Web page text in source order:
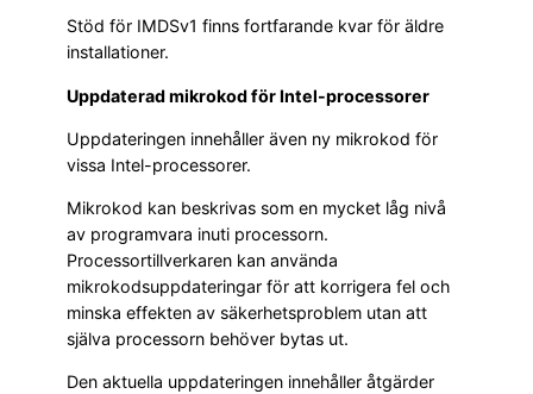
Stöd för IMDSv1 finns fortfarande kvar för äldre
installationer.
Uppdaterad mikrokod för Intel-processorer
Uppdateringen innehåller även ny mikrokod för
vissa Intel-processorer.
Mikrokod kan beskrivas som en mycket låg nivå
av programvara inuti processorn.
Processortillverkaren kan använda
mikrokodsuppdateringar för att korrigera fel och
minska effekten av säkerhetsproblem utan att
själva processorn behöver bytas ut.
Den aktuella uppdateringen innehåller åtgärder